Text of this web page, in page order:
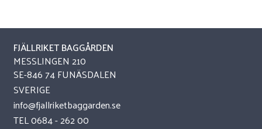
FJÄLLRIKET BAGGÅRDEN
MESSLINGEN 210
SE-846 74 FUNÄSDALEN
SVERIGE
info@fjallriketbaggarden.se
TEL0684 - 262 00